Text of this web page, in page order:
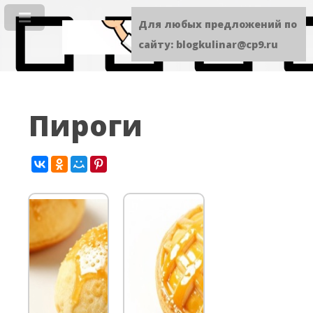
Пироги
Для любых предложений по
сайту: blogkulinar@cp9.ru